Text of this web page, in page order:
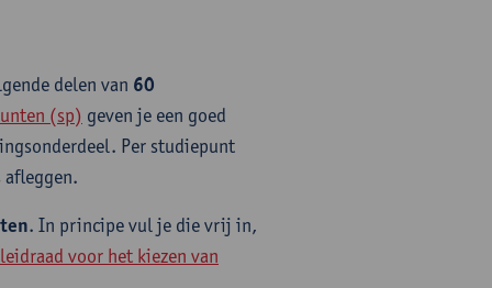
delen van 60
(sp) geven je een goed
Per studiepunt
afleggen.
. In principe vul je die vrij in,
leidraad voor het kiezen van